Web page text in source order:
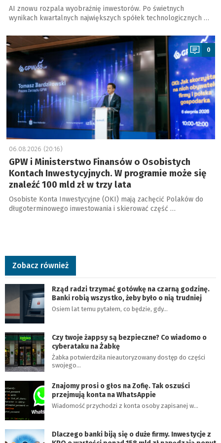
AI znowu rozpala wyobraźnię inwestorów. Po świetnych
wynikach kwartalnych największych spółek technologicznych …
a
0
06.08.2026 (20:16)
GPW i Ministerstwo Finansów o Osobistych
Kontach Inwestycyjnych. W programie może się
znaleźć 100 mld zł w trzy lata
Osobiste Konta Inwestycyjne (OKI) mają zachęcić Polaków do
długoterminowego inwestowania i skierować część …
Zobacz również
Rząd radzi trzymać gotówkę na czarną godzinę.
Banki robią wszystko, żeby było o nią trudniej
Osiem lat temu pytałem, co będzie, gdy…
Czy twoje żappsy są bezpieczne? Co wiadomo o
cyberataku na Żabkę
Żabka potwierdziła nieautoryzowany dostęp do części
swojego…
Znajomy prosi o głos na Zofię. Tak oszuści
przejmują konta na WhatsAppie
Wiadomość przychodzi z konta osoby zapisanej w…
Dlaczego banki biją się o duże firmy. Inwestycje z